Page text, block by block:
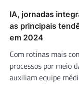
IA, jornadas
as principais
em 2024
Com rotinas mais
processos por meio
auxiliam equipe